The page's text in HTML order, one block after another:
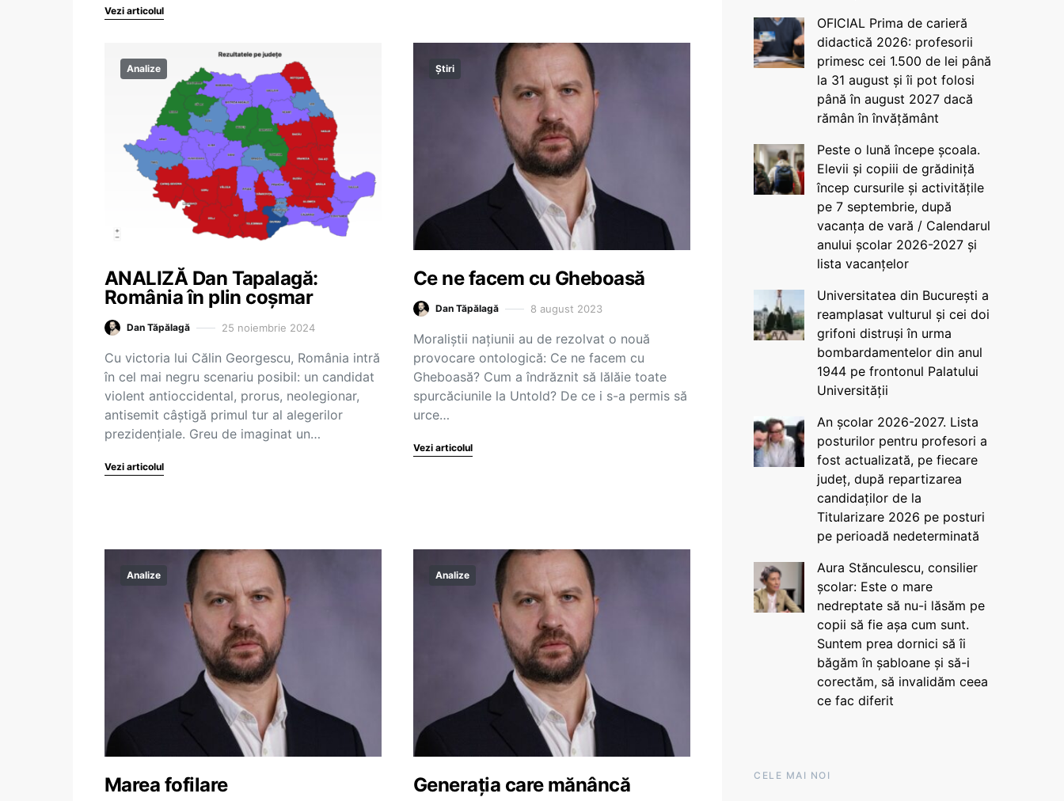
Vezi articolul
Analize
ANALIZĂ Dan Tapalagă:
România în plin coșmar
Dan Tăpălagă 25 noiembrie 2024
Cu victoria lui Călin Georgescu, România intră
în cel mai negru scenariu posibil: un candidat
violent antioccidental, prorus, neolegionar,
antisemit câștigă primul tur al alegerilor
prezidențiale. Greu de imaginat un…
Vezi articolul
Știri
Ce ne facem cu Gheboasă
Dan Tăpălagă 8 august 2023
Moraliștii națiunii au de rezolvat o nouă
provocare ontologică: Ce ne facem cu
Gheboasă? Cum a îndrăznit să lălăie toate
spurcăciunile la Untold? De ce i s-a permis să
urce…
Vezi articolul
Analize
Marea fofilare
Analize
Generația care mănâncă
OFICIAL Prima de carieră
didactică 2026: profesorii
primesc cei 1.500 de lei până
la 31 august și îi pot folosi
până în august 2027 dacă
rămân în învățământ
Peste o lună începe școala.
Elevii și copiii de grădiniță
încep cursurile și activitățile
pe 7 septembrie, după
vacanța de vară / Calendarul
anului școlar 2026-2027 și
lista vacanțelor
Universitatea din București a
reamplasat vulturul și cei doi
grifoni distruși în urma
bombardamentelor din anul
1944 pe frontonul Palatului
Universității
An școlar 2026-2027. Lista
posturilor pentru profesori a
fost actualizată, pe fiecare
județ, după repartizarea
candidaților de la
Titularizare 2026 pe posturi
pe perioadă nedeterminată
Aura Stănculescu, consilier
școlar: Este o mare
nedreptate să nu-i lăsăm pe
copii să fie așa cum sunt.
Suntem prea dornici să îi
băgăm în șabloane și să-i
corectăm, să invalidăm ceea
ce fac diferit
CELE MAI NOI